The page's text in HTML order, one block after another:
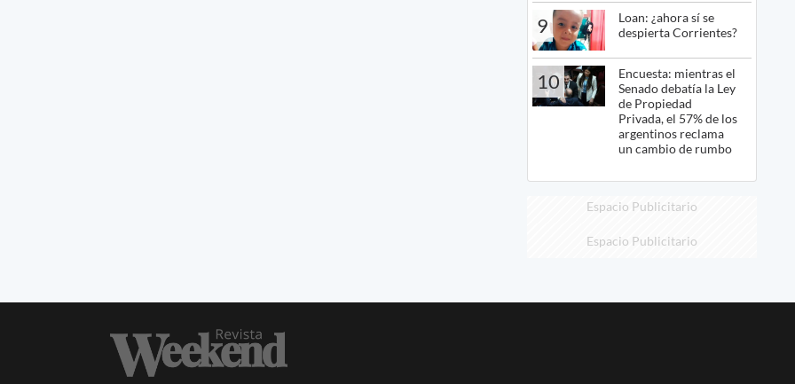
9
Loan: ¿ahora sí se
despierta Corrientes?
10
Encuesta: mientras el
Senado debatía la Ley
de Propiedad
Privada, el 57% de los
argentinos reclama
un cambio de rumbo
Espacio Publicitario
Espacio Publicitario